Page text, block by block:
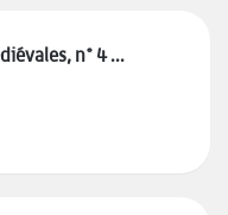
n° 4 ...